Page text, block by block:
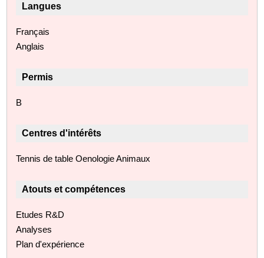
Langues
Français
Anglais
Permis
B
Centres d'intérêts
Tennis de table Oenologie Animaux
Atouts et compétences
Etudes R&D
Analyses
Plan d'expérience